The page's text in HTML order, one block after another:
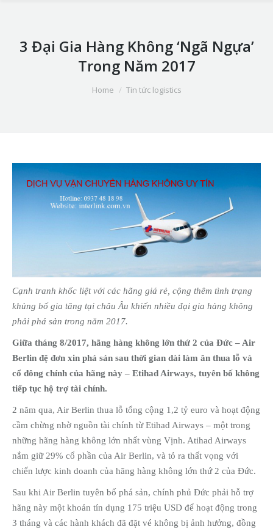
3 Đại Gia Hàng Không ‘Ngã Ngựa’
Trong Năm 2017
Home Tin tức logistics
Cạnh tranh khốc liệt với các hãng giá rẻ, cộng thêm tình trạng
khủng bố gia tăng tại châu Âu khiến nhiều đại gia hàng không
phải phá sản trong năm 2017.
Giữa tháng 8/2017, hãng hàng không lớn thứ 2 của Đức – Air
Berlin đệ đơn xin phá sản sau thời gian dài làm ăn thua lỗ và
cổ đông chính của hãng này – Etihad Airways, tuyên bố không
tiếp tục hộ trợ tài chính.
2 năm qua, Air Berlin thua lỗ tổng cộng 1,2 tỷ euro và hoạt động
cầm chừng nhờ nguồn tài chính từ Etihad Airways – một trong
những hãng hàng không lớn nhất vùng Vịnh. Atihad Airways
nắm giữ 29% cổ phần của Air Berlin, và tỏ ra thất vọng với
chiến lược kinh doanh của hãng hàng không lớn thứ 2 của Đức.
Sau khi Air Berlin tuyên bố phá sản, chính phủ Đức phải hỗ trợ
hãng này một khoản tín dụng 175 triệu USD để hoạt động trong
3 tháng và các hành khách đã đặt vé không bị ảnh hưởng, đồng